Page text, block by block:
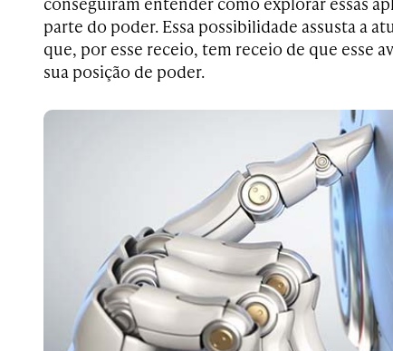
parte do poder. Essa possibilidade assusta a
que, por esse receio, tem receio de que esse
sua posição de poder.